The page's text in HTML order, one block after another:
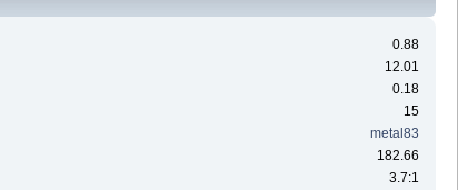
0.88
12.01
0.18
15
metal83
182.66
3.7:1